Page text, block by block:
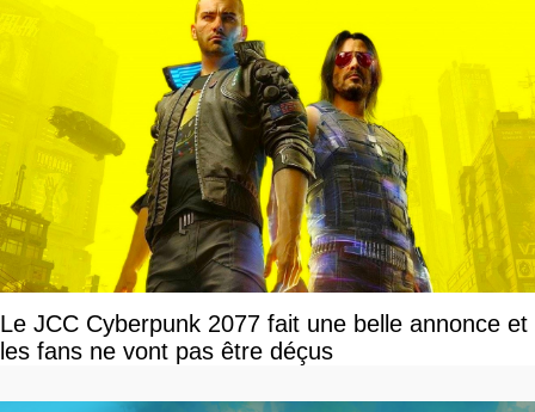
Le JCC Cyberpunk 2077 fait une belle annonce et
les fans ne vont pas être déçus